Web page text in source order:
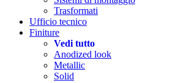
Trasformati
Ufficio tecnico
Finiture
Vedi tutto
Anodized look
Metallic
Solid